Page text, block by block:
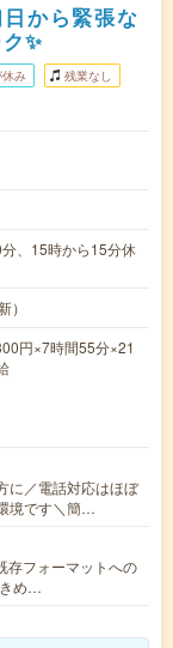
から緊張な
✨
み 残業なし
、15時から15分休
）
円×7時間55分×21
に／電話対応はほぼ
境です＼簡…
存フォーマットへの
きめ…